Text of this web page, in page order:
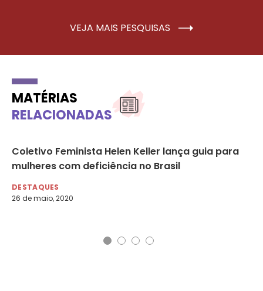
VEJA MAIS PESQUISAS
MATÉRIAS
RELACIONADAS
Coletivo Feminista Helen Keller lança guia para
mulheres com deficiência no Brasil
DESTAQUES
26 de maio, 2020